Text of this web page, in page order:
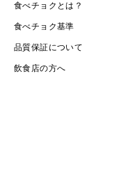
食べチョクとは？
食べチョク基準
品質保証について
飲食店の方へ